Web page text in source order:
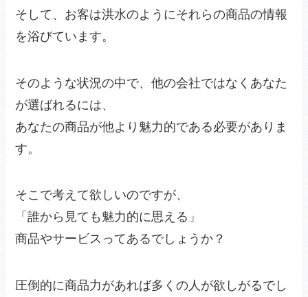
そして、お客は洪水のようにそれらの商品の情報
を浴びています。
そのような状況の中で、他の会社ではなくあなた
が選ばれるには、
あなたの商品が他より魅力的である必要がありま
す。
そこで考えて欲しいのですが、
「誰から見ても魅力的に思える」
商品やサービスってあるでしょうか？
圧倒的に商品力があれば多くの人が欲しがるでし